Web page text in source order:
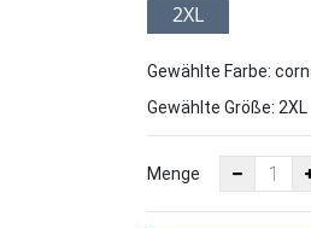
2XL
Gewählte Farbe:
Gewählte Größe: 2XL
Menge